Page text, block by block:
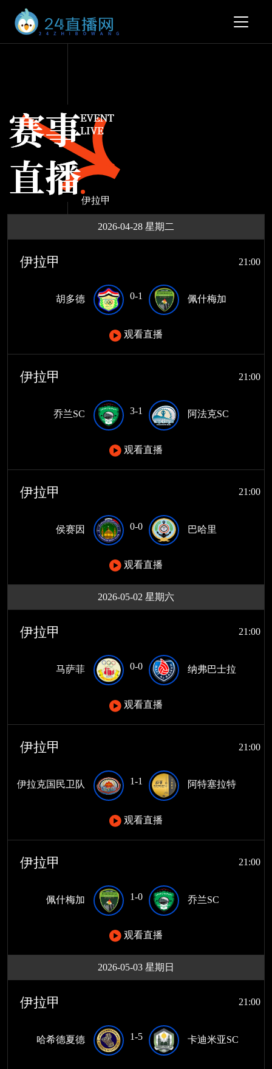
伊拉甲
2026-04-28 星期二
伊拉甲 21:00
胡多德 0-1 佩什梅加
观看直播
伊拉甲 21:00
乔兰SC 3-1 阿法克SC
观看直播
伊拉甲 21:00
侯赛因 0-0 巴哈里
观看直播
2026-05-02 星期六
伊拉甲 21:00
马萨菲 0-0 纳弗巴士拉
观看直播
伊拉甲 21:00
伊拉克国民卫队 1-1 阿特塞拉特
观看直播
伊拉甲 21:00
佩什梅加 1-0 乔兰SC
观看直播
2026-05-03 星期日
伊拉甲 21:00
哈希德夏德 1-5 卡迪米亚SC